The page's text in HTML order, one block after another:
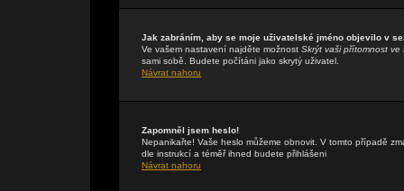
Jak zabráním, aby se moje uživatelské jméno objevilo v
Ve vašem nastavení najděte možnost Skrýt vaši přítomnost ve
sami sobě. Budete počítáni jako skrytý uživatel.
Návrat nahoru
Zapomněl jsem heslo!
Nepanikařte! Vaše heslo můžeme obnovit. V tomto případě
dle instrukcí a téměř ihned budete přihlášeni
Návrat nahoru